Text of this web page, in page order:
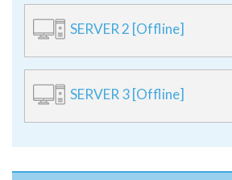
SERVER 2 [Offline]
SERVER 3 [Offline]